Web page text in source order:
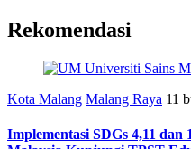
Rekomendasi
Kota Malang Malang Raya 11
Implementasi SDGs 4,11 dan